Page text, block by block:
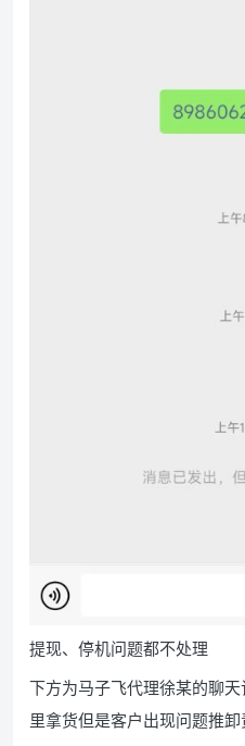
提现、停机问题都不处理
下方为马子飞代理徐某的聊
里拿货但是客户出现问题推卸